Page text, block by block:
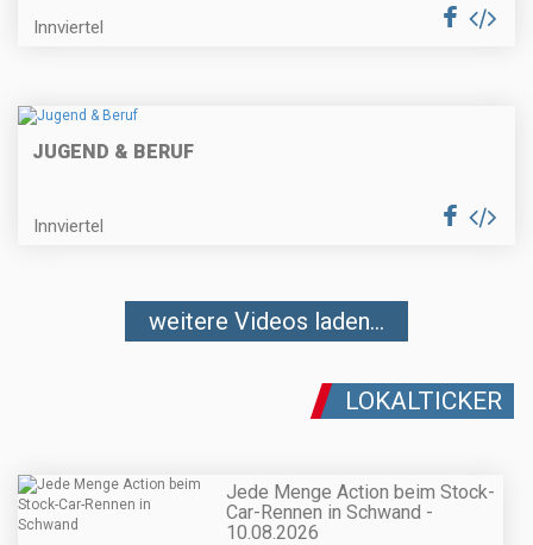
Innviertel
JUGEND & BERUF
Innviertel
weitere Videos laden...
LOKALTICKER
Jede Menge Action beim Stock-
Car-Rennen in Schwand -
10.08.2026